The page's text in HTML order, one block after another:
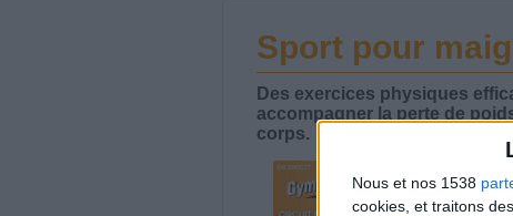
Nous et nos 1538
cookies, et traitons
Sport pour
Des exercices physiques
accompagner la perte de
corps.